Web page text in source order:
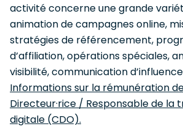
activité concerne une grande
animation de campagnes online,
stratégies de référencement,
d’affiliation, opérations spéciales,
visibilité, communication
Informations sur la rémunération
Directeur·rice / Responsable de la
digitale (CDO).